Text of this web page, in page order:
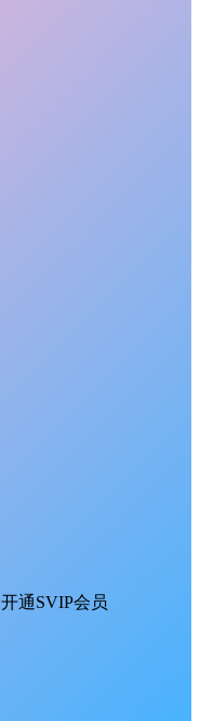
开通SVIP会员